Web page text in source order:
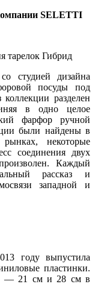
SELETTI
студией дизайна
посуды под
разделен
в одно целое
фарфор ручной
были найдены в
некоторые
соединения двух
Каждый
рассказ и
западной и
году выпустила
пластинки.
— 21 см и 28 см в